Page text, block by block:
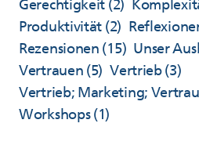
Gerechtigkeit (2)
Produktivität (2)
Rezensionen (15) Unser
Vertrauen (5) Vertrieb(3)
Vertrieb; Marketing;
Workshops(1)